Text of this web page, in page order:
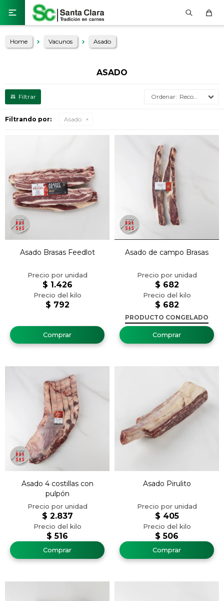

Home Vacunos Asado
ASADO
Recomendados
Filtrando por: Asado
Asado Brasas Feedlot
$ 792
$ 1.426
Asado de campo Brasas
$ 682
$ 682
PRODUCTO CONGELADO
Asado 4 costillas con
pulpón
$ 516
$ 2.837
Asado Pirulito
$ 506
$ 405